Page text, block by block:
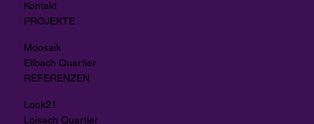
Kontakt
PROJEKTE
Moosaik
Ellbach Quartier
REFERENZEN
Look21
Loisach Quartier